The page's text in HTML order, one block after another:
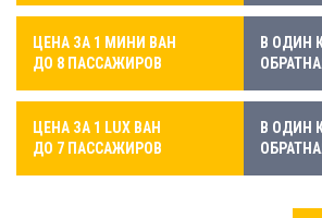
ЦЕНА ЗА 1 МИНИ ВАН
ДО 8 ПАССАЖИРОВ
В ОДИН
ЦЕНА ЗА 1 LUX ВАН
ДО 7 ПАССАЖИРОВ
В ОДИН